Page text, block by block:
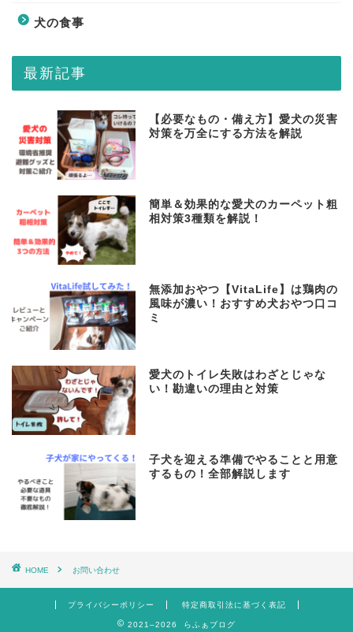
犬の食事
最新記事
【必要なもの・備え方】愛犬の災害
対策を万全にする方法を解説
簡単＆効果的な愛犬のカーペット粗
相対策3種類を解説！
無添加おやつ【VitaLife】は鶏肉の
風味が濃い！おすすめ犬おやつ口コ
ミ
愛犬のトイレ失敗はわざとじゃな
い！勘違いの理由と対策
子犬を迎える準備でやることと用意
するもの！全部解説します
HOME お問い合わせ
プライバシーポリシー 特定商取引法に基づく表記
2021–2026 らふぁブログ